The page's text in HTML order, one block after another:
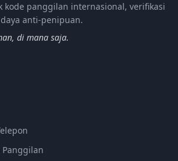
kode panggilan internasional, verifikasi
anti-penipuan.
di mana saja.
Panggilan